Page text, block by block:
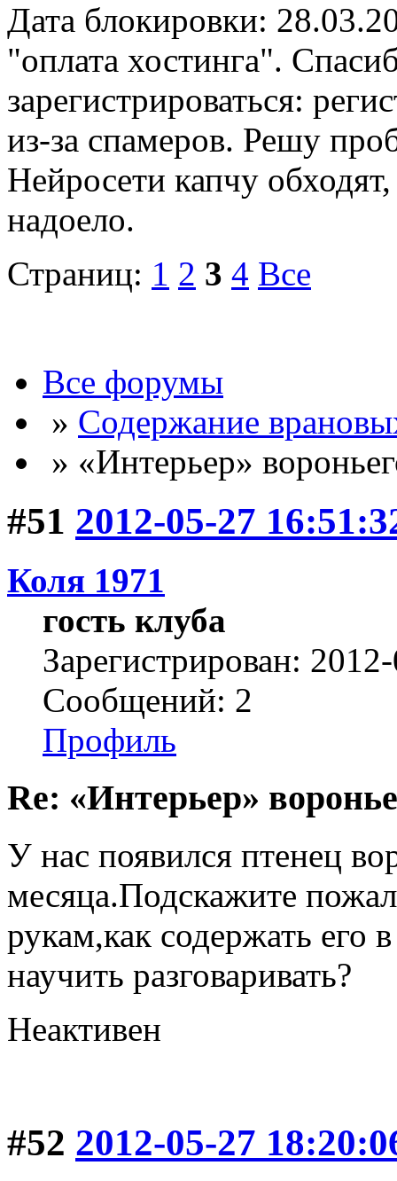
Дата блокировки:
"оплата хостинга".
зарегистрироваться:
из-за спамеров. Решу
Нейросети капчу
надоело.
Страниц: 1 2 3 4 Все
Все форумы
» Содержание
» «Интерьер»
#51 2012-05-27
Коля 1971
гость клуба
Зарегистрирован:
Сообщений: 2
Профиль
Re: «Интерьер»
У нас появился птенец
месяца.Подскажите
рукам,как содержать
научить разговаривать?
Неактивен
#52 2012-05-27